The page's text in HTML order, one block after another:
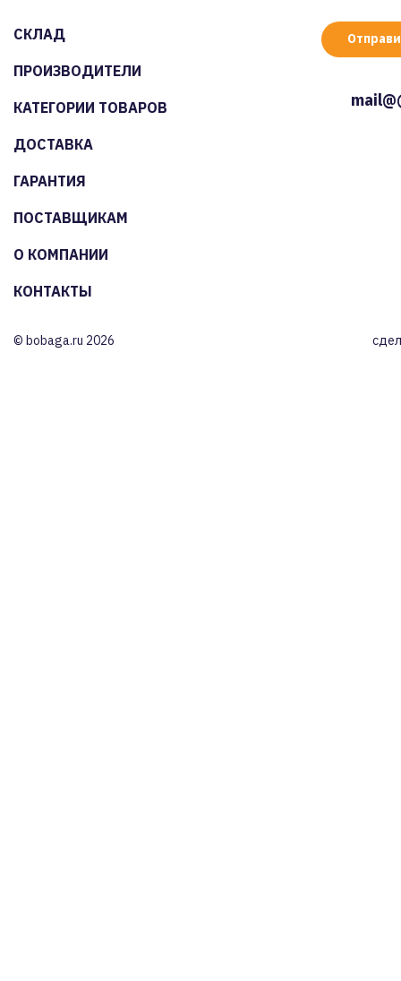
СКЛАД
ПРОИЗВОДИТЕЛИ
КАТЕГОРИИ ТОВАРОВ
ДОСТАВКА
ГАРАНТИЯ
ПОСТАВЩИКАМ
О КОМПАНИИ
КОНТАКТЫ
© bobaga.ru 2026